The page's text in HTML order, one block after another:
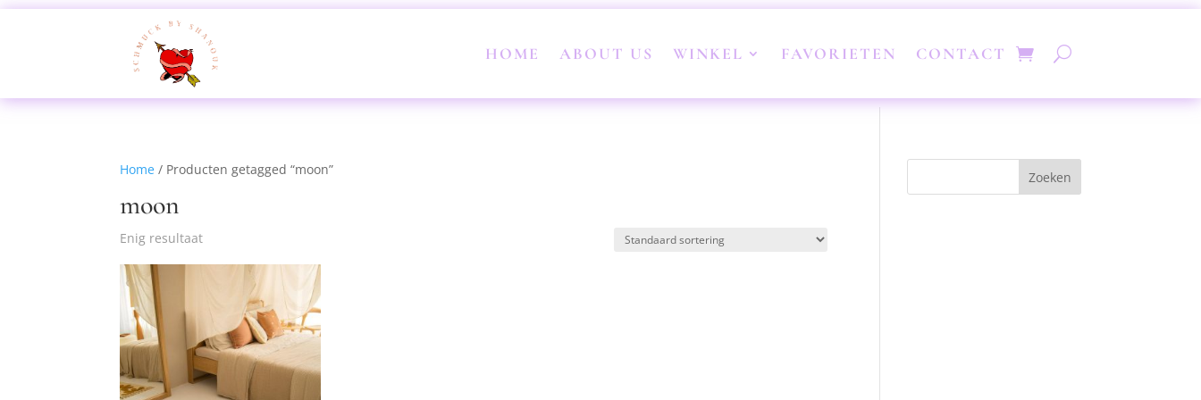
HOME ABOUT US WINKEL FAVORIETEN CONTACT
Home / Producten getagged “moon”
moon
Enig resultaat